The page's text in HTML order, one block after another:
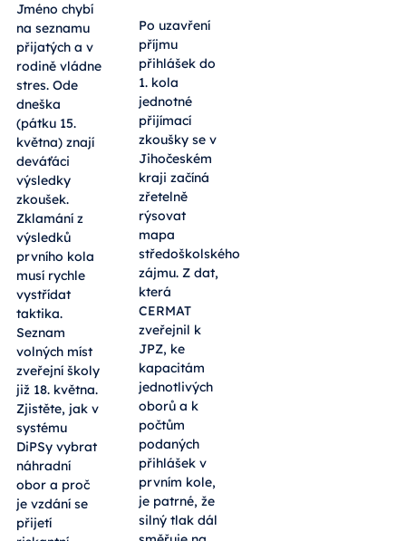
Jméno chybí
na seznamu
přijatých a v
rodině vládne
stres. Ode
dneška
(pátku 15.
května) znají
deváťáci
výsledky
zkoušek.
Zklamání z
výsledků
prvního kola
musí rychle
vystřídat
taktika.
Seznam
volných míst
zveřejní školy
již 18. května.
Zjistěte, jak v
systému
DiPSy vybrat
náhradní
obor a proč
je vzdání se
přijetí
Po uzavření
příjmu
přihlášek do
1. kola
jednotné
přijímací
zkoušky se v
Jihočeském
kraji začíná
zřetelně
rýsovat
mapa
středoškolského
zájmu. Z dat,
která
CERMAT
zveřejnil k
JPZ, ke
kapacitám
jednotlivých
oborů a k
počtům
podaných
přihlášek v
prvním kole,
je patrné, že
silný tlak dál